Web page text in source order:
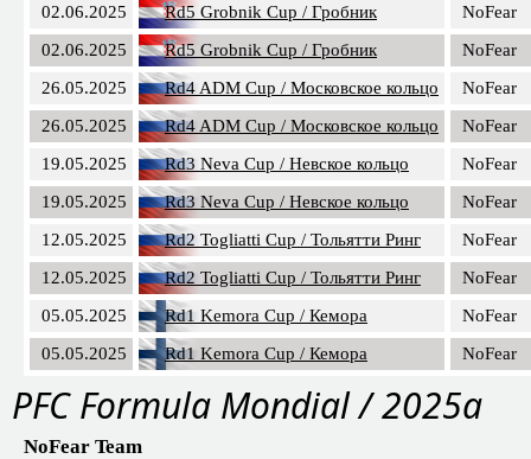
02.06.2025 Rd5 Grobnik Cup / Гробник
NoFear
02.06.2025
Rd5 Grobnik Cup / Гробник
NoFear
26.05.2025
Rd4 ADM Cup / Московское кольцо
NoFear
26.05.2025
Rd4 ADM Cup / Московское кольцо
NoFear
19.05.2025
Rd3 Neva Cup / Невское кольцо
NoFear
19.05.2025
Rd3 Neva Cup / Невское кольцо
NoFear
12.05.2025
Rd2 Togliatti Cup / Тольятти Ринг
NoFear
12.05.2025
Rd2 Togliatti Cup / Тольятти Ринг
NoFear
05.05.2025
Rd1 Kemora Cup / Кемора
NoFear
05.05.2025
Rd1 Kemora Cup / Кемора NoFear
PFC Formula Mondial / 2025a
NoFear Team